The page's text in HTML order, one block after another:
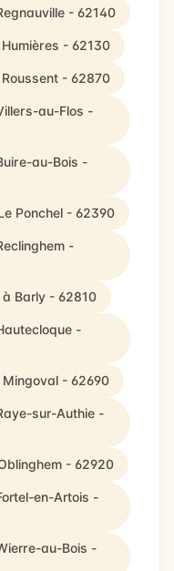
- 62140
- 62130
- 62870
au-Flos -
au-Bois -
Ponchel - 62390
-
Barly - 62810
-
- 62690
sur-Authie -
- 62920
en-Artois -
au-Bois -